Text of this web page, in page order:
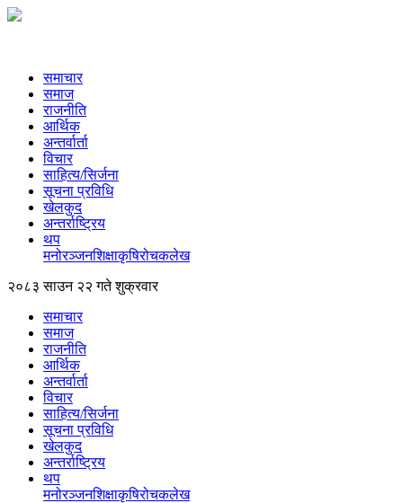
समाचार
समाज
राजनीति
आर्थिक
अन्तर्वार्ता
विचार
साहित्य/सिर्जना
सूचना प्रविधि
खेलकुद
अन्तर्राष्ट्रिय
थप
मनोरञ्‍जनशिक्षाकृषिरोचकलेख
२०८३ साउन २२ गते शुक्रवार
समाचार
समाज
राजनीति
आर्थिक
अन्तर्वार्ता
विचार
साहित्य/सिर्जना
सूचना प्रविधि
खेलकुद
अन्तर्राष्ट्रिय
थप
मनोरञ्‍जनशिक्षाकृषिरोचकलेख